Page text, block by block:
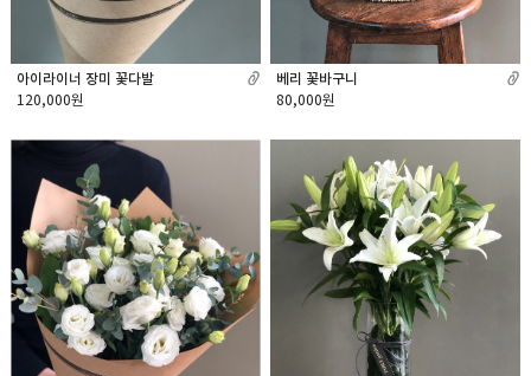
아이라이너 장미 꽃다발
120,000원
베리 꽃바구니
80,000원